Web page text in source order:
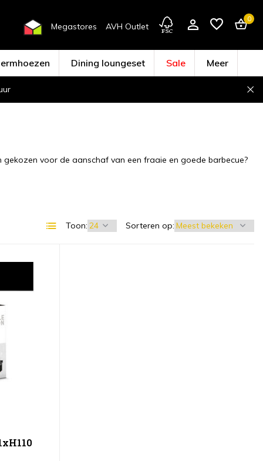
Megastores AVH Outlet
0
Dining loungeset Sale Meer
voor de aanschaf van een fraaie en goede barbecue?
Toon: Sorteren op: